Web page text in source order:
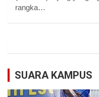
rangka…
SUARA KAMPUS